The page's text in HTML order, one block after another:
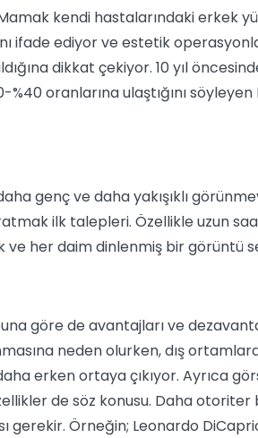
kendi hastalarındaki erkek
ifade ediyor ve estetik
dikkat çekiyor. 10 yıl
%40 oranlarına ulaştığını
genç ve daha yakışıklı
ilk talepleri. Özellikle uzun
ve her daim dinlenmiş bir görüntü
göre de avantajları ve
neden olurken, dış
erken ortaya çıkıyor. Ayrıca
de söz konusu. Daha
gerekir. Örneğin; Leonardo